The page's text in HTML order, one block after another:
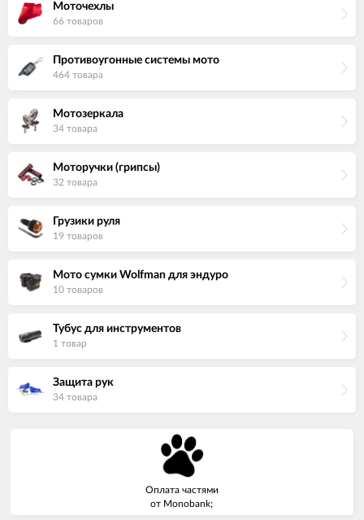
Моточехлы
66 товаров
Противоугонные системы мото
464 товара
Мотозеркала
34 товара
Моторучки (грипсы)
32 товара
Грузики руля
19 товаров
Мото сумки Wolfman для эндуро
10 товаров
Тубус для инструментов
1 товар
Защита рук
34 товара
Оплата частями
от Monobank;